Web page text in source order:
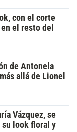
con el corte
el resto del
de Antonela
allá de Lionel
Vázquez, se
su look floral y